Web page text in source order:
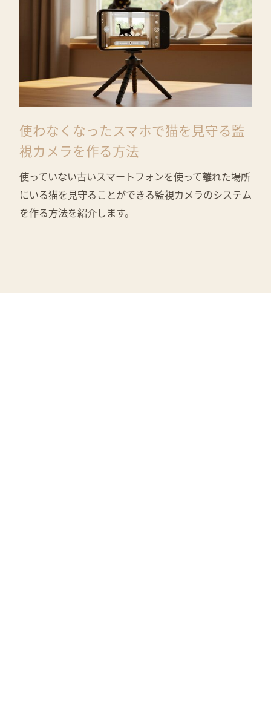
使わなくなったスマホで猫を見守る監
視カメラを作る方法
使っていない古いスマートフォンを使って離れた場所
にいる猫を見守ることができる監視カメラのシステム
を作る方法を紹介します。